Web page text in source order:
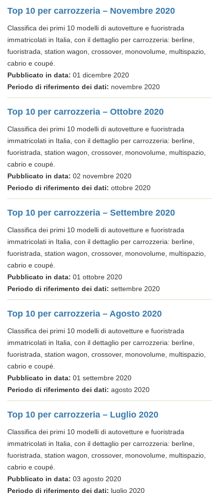
Top 10 per carrozzeria – Novembre 2020
Classifica dei primi 10 modelli di autovetture e fuoristrada
immatricolati in Italia, con il dettaglio per carrozzeria: berline,
fuoristrada, station wagon, crossover, monovolume, multispazio,
cabrio e coupé.
Pubblicato in data: 01 dicembre 2020
Periodo di riferimento dei dati: novembre 2020
Top 10 per carrozzeria – Ottobre 2020
Classifica dei primi 10 modelli di autovetture e fuoristrada
immatricolati in Italia, con il dettaglio per carrozzeria: berline,
fuoristrada, station wagon, crossover, monovolume, multispazio,
cabrio e coupé.
Pubblicato in data: 02 novembre 2020
Periodo di riferimento dei dati: ottobre 2020
Top 10 per carrozzeria – Settembre 2020
Classifica dei primi 10 modelli di autovetture e fuoristrada
immatricolati in Italia, con il dettaglio per carrozzeria: berline,
fuoristrada, station wagon, crossover, monovolume, multispazio,
cabrio e coupé.
Pubblicato in data: 01 ottobre 2020
Periodo di riferimento dei dati: settembre 2020
Top 10 per carrozzeria – Agosto 2020
Classifica dei primi 10 modelli di autovetture e fuoristrada
immatricolati in Italia, con il dettaglio per carrozzeria: berline,
fuoristrada, station wagon, crossover, monovolume, multispazio,
cabrio e coupé.
Pubblicato in data: 01 settembre 2020
Periodo di riferimento dei dati: agosto 2020
Top 10 per carrozzeria – Luglio 2020
Classifica dei primi 10 modelli di autovetture e fuoristrada
immatricolati in Italia, con il dettaglio per carrozzeria: berline,
fuoristrada, station wagon, crossover, monovolume, multispazio,
cabrio e coupé.
Pubblicato in data: 03 agosto 2020
Periodo di riferimento dei dati: luglio 2020